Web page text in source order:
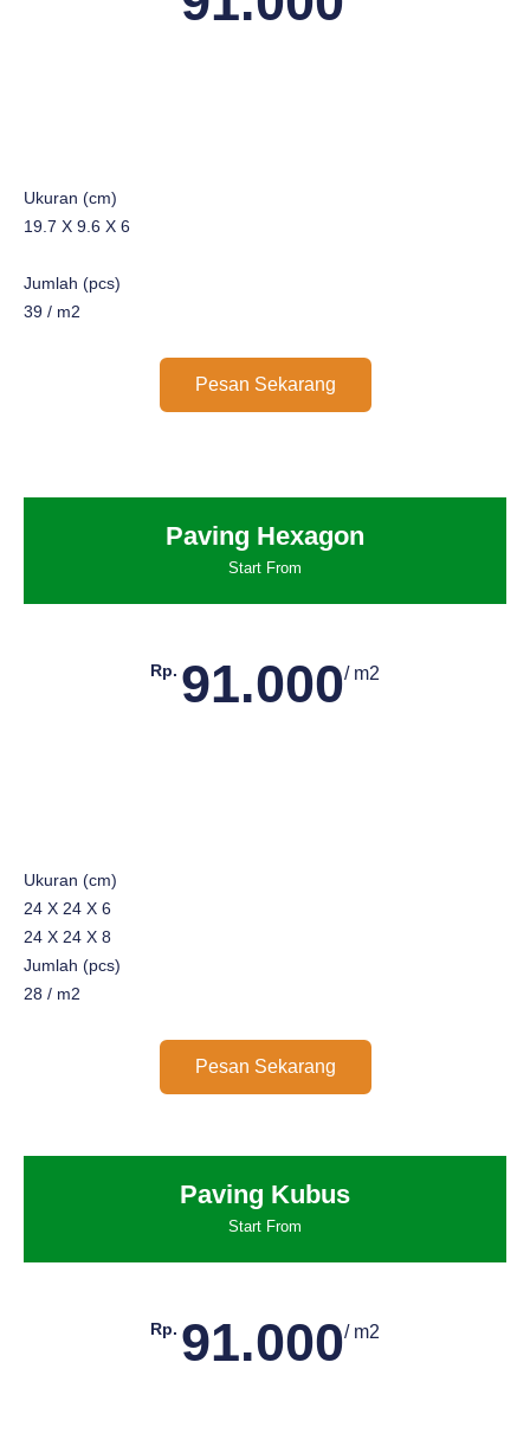
Ukuran (cm)
19.7 X 9.6 X 6
Jumlah (pcs)
39 / m2
Pesan Sekarang
Paving Hexagon
Start From
Rp. 91.000/ m2
Ukuran (cm)
24 X 24 X 6
24 X 24 X 8
Jumlah (pcs)
28 / m2
Pesan Sekarang
Paving Kubus
Start From
Rp. 91.000/ m2